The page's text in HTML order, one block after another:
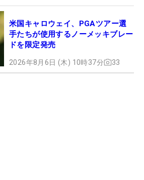
米国キャロウェイ、PGAツアー選
手たちが使用するノーメッキブレー
ドを限定発売
2026年8月6日 (木) 10時37分 33